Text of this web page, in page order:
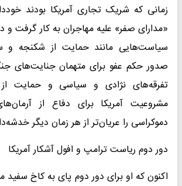
زمانی که شریک تجاری آمریکا بودند
«مدارای صفر» علیه مهاجران به کار گرفت و
سیاست‌هایی مانند حمایت از شکنجه و
صدور حکم عفو برای متهمان جنایت‌های
تفرقه‌های نژادی و سیاسی و حمایت
مشروعیت آمریکا برای دفاع از
دموکراسی را عریان‌تر از هر زمان دیگر
دور دوم ریاست ترامپ و افول آشکار آمریکا
اکنون که او برای دور دوم پای به کاخ سفید